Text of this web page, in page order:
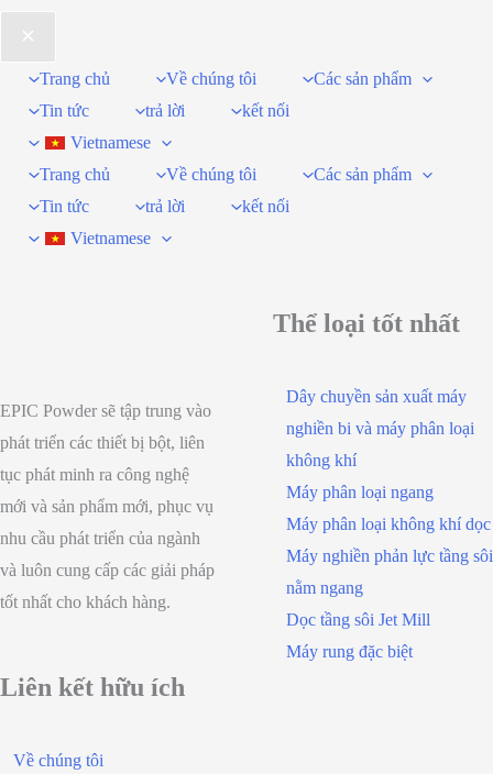
Trang chủ Về chúng tôi
Các sản phẩm
Tin tức
trả lời
kết nối
Vietnamese
Trang chủ
Về chúng tôi
Các sản phẩm
Tin tức
trả lời
kết nối
Vietnamese
EPIC Powder sẽ tập trung vào
phát triển các thiết bị bột, liên
tục phát minh ra công nghệ
mới và sản phẩm mới, phục vụ
nhu cầu phát triển của ngành
và luôn cung cấp các giải pháp
tốt nhất cho khách hàng.
Thể loại tốt nhất
Dây chuyền sản xuất máy
nghiền bi và máy phân loại
không khí
Máy phân loại ngang
Máy phân loại không khí dọc
Máy nghiền phản lực tầng sôi
nằm ngang
Dọc tầng sôi Jet Mill
Máy rung đặc biệt
Liên kết hữu ích
Về chúng tôi